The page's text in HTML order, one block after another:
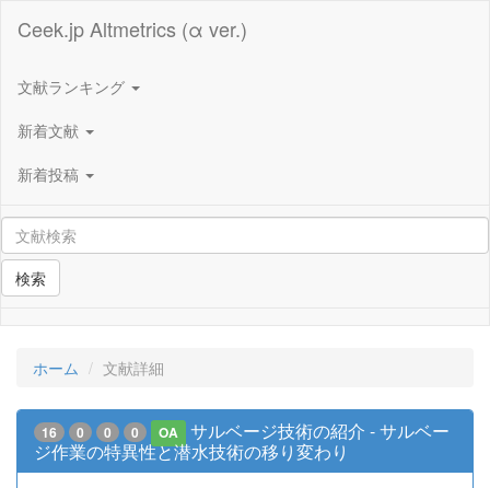
Ceek.jp Altmetrics (α ver.)
文献ランキング
新着文献
新着投稿
検索
ホーム 文献詳細
16 0 0 0 OA
サルベージ技術の紹介 - サルベー
ジ作業の特異性と潜水技術の移り変わり